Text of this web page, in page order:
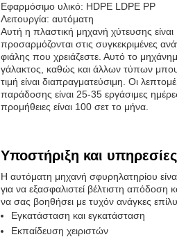
Εφαρμόσιμο υλικό: HDPE LDPE PP
Λειτουργία: αυτόματη
Αυτή η πλαστική μηχανή χύτευσης
προσαρμόζονται στις συγκεκριμένες
φιάλης που χρειάζεστε. Αυτό το
γάλακτος, καθώς και άλλων τύπων
τιμή είναι διαπραγματεύσιμη. Οι
παράδοσης είναι 25-35 εργάσιμες
προμήθειες είναι 100 σετ το μήνα.
Υποστήριξη και
Η αυτόματη μηχανή σφυρηλατηρίου
για να εξασφαλιστεί βέλτιστη
να σας βοηθήσει με τυχόν ανάγκες
Εγκατάσταση και εγκατάσταση
Εκπαίδευση χειριστών